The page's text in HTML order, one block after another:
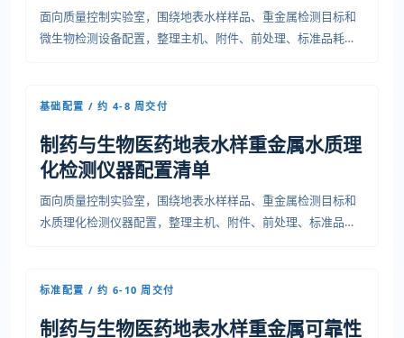
面向质量控制实验室，围绕地表水样样品、重金属检测目标和
微生物检测设备配置，整理主机、附件、前处理、标准品耗
基础配置 / 约 4-8 周交付
制药与生物医药地表水样重金属水质理
化检测仪器配置清单
面向质量控制实验室，围绕地表水样样品、重金属检测目标和
水质理化检测仪器配置，整理主机、附件、前处理、标准品耗
标准配置 / 约 6-10 周交付
制药与生物医药地表水样重金属可靠性